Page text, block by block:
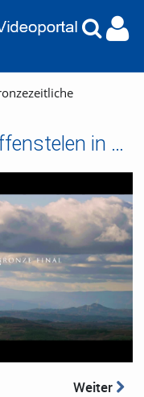
Spätbronzezeitliche Waffenstelen in Portugal
Weiter